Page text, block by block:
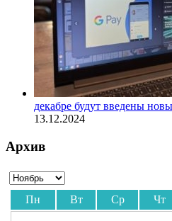
декабре будут введены
13.12.2024
Архив
Пн Вт Ср Чт